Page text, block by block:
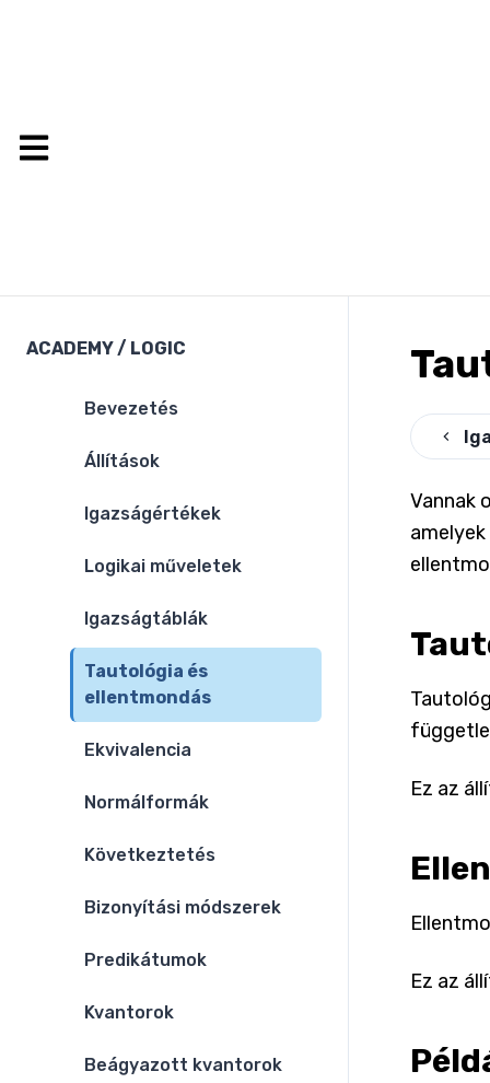
ACADEMY / LOGIC
Bevezetés
Állítások
Igazságértékek
Logikai műveletek
Igazságtáblák
Tautológia és
ellentmondás
Ekvivalencia
Normálformák
Következtetés
Bizonyítási módszerek
Predikátumok
Kvantorok
Beágyazott kvantorok
Vannak
Ez az
Ez az